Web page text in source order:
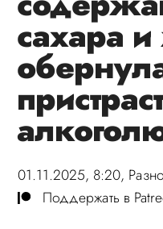
сахара
01.11.2025, 8:20,
Поддержать в